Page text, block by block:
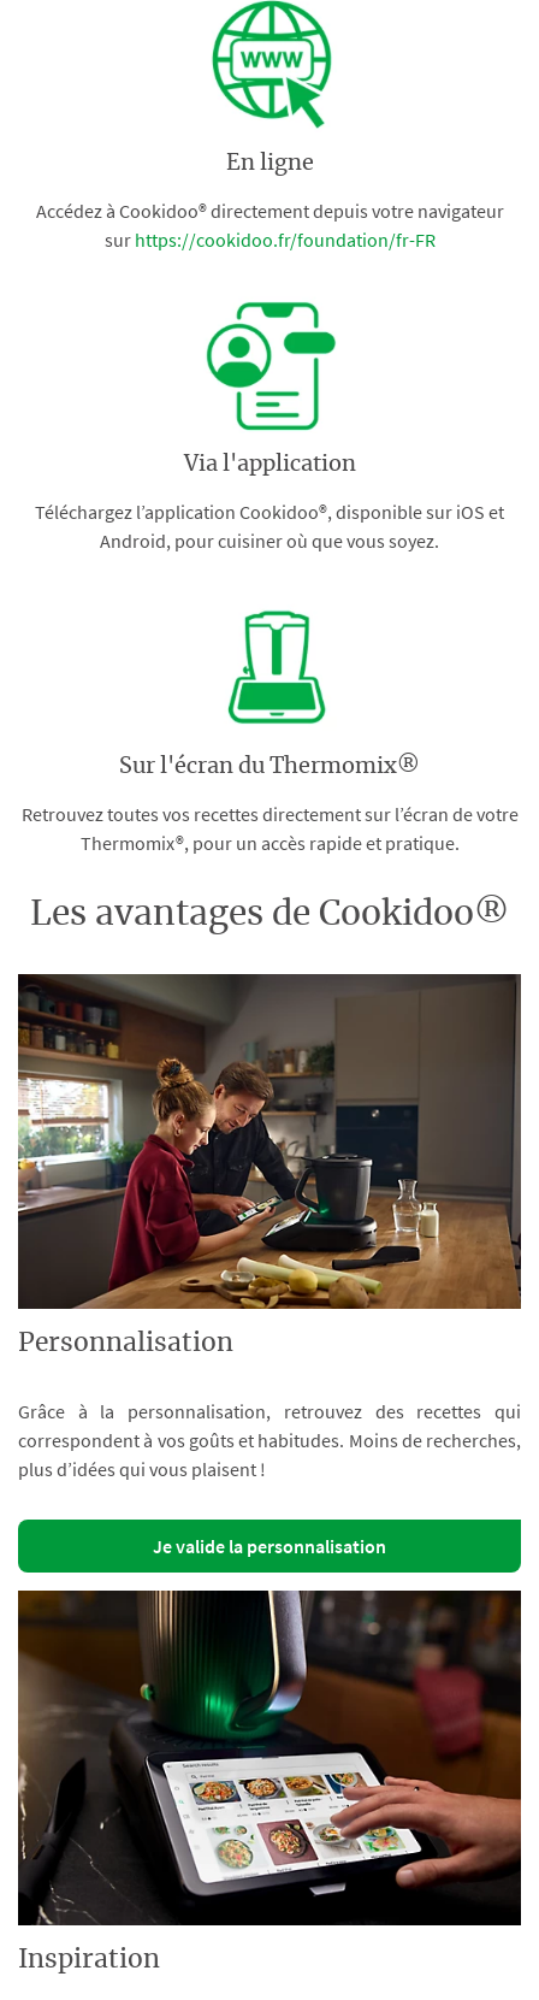
En ligne
Accédez à Cookidoo® directement depuis votre navigateur
sur https://cookidoo.fr/foundation/fr-FR
Via l'application
Téléchargez l’application Cookidoo®, disponible sur iOS et
Android, pour cuisiner où que vous soyez.
Sur l'écran du Thermomix®
Retrouvez toutes vos recettes directement sur l’écran de votre
Thermomix®, pour un accès rapide et pratique.
Les avantages de Cookidoo®
Personnalisation
Grâce à la personnalisation, retrouvez des recettes qui
correspondent à vos goûts et habitudes. Moins de recherches,
plus d’idées qui vous plaisent !
Je valide la personnalisation
Inspiration